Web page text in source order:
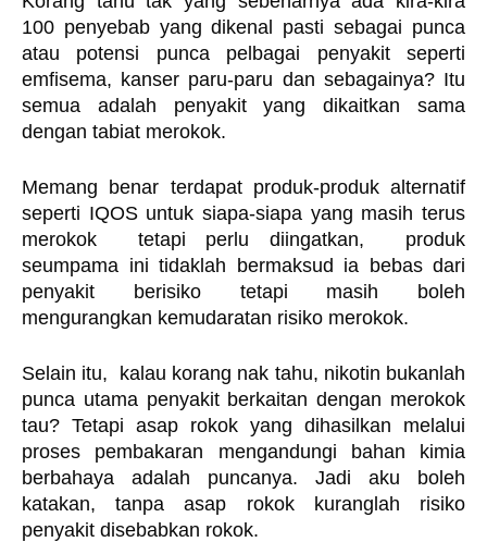
100 penyebab yang dikenal pasti sebagai punca
atau potensi punca pelbagai penyakit seperti
emfisema, kanser paru-paru dan sebagainya? Itu
semua adalah penyakit yang dikaitkan sama
dengan tabiat merokok.
Memang benar terdapat produk-produk alternatif
seperti IQOS untuk siapa-siapa yang masih terus
merokok  tetapi perlu diingatkan,  produk
seumpama ini tidaklah bermaksud ia bebas dari
penyakit berisiko tetapi masih boleh
mengurangkan kemudaratan risiko merokok.
Selain itu,  kalau korang nak tahu, nikotin bukanlah
punca utama penyakit berkaitan dengan merokok
tau? Tetapi asap rokok yang dihasilkan melalui
proses pembakaran mengandungi bahan kimia
berbahaya adalah puncanya. Jadi aku boleh
katakan, tanpa asap rokok kuranglah risiko
penyakit disebabkan rokok.